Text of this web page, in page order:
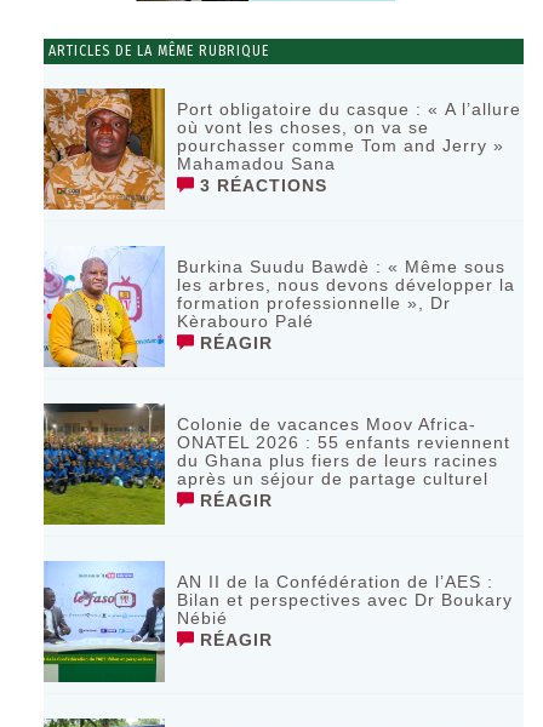
ARTICLES DE LA MÊME RUBRIQUE
Port obligatoire du casque : « A l’allure
où vont les choses, on va se
pourchasser comme Tom and Jerry »
Mahamadou Sana
3 RÉACTIONS
Burkina Suudu Bawdè : « Même sous
les arbres, nous devons développer la
formation professionnelle », Dr
Kèrabouro Palé
RÉAGIR
Colonie de vacances Moov Africa-
ONATEL 2026 : 55 enfants reviennent
du Ghana plus fiers de leurs racines
après un séjour de partage culturel
RÉAGIR
AN II de la Confédération de l’AES :
Bilan et perspectives avec Dr Boukary
Nébié
RÉAGIR